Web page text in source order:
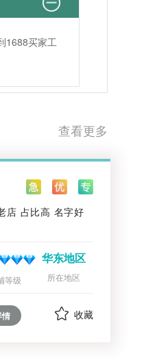
1688买家工
查看更多
店 占比高 名字好
等级
华东地区
所在地区
情 收藏